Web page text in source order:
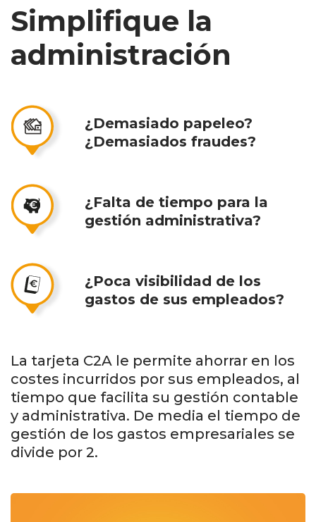
Simplifique la
administración
¿Demasiado papeleo?
¿Demasiados fraudes?
¿Falta de tiempo para la
gestión administrativa?
¿Poca visibilidad de los
gastos de sus empleados?
La tarjeta C2A le permite ahorrar en los
costes incurridos por sus empleados, al
tiempo que facilita su gestión contable
y administrativa. De media el tiempo de
gestión de los gastos empresariales se
divide por 2.